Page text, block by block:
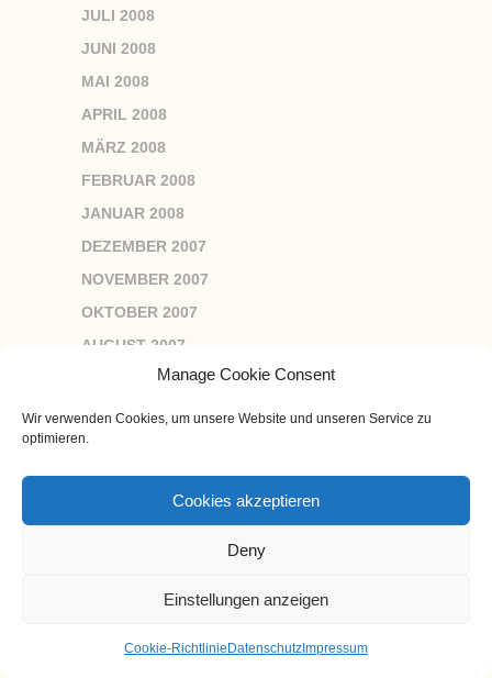
Manage Cookie Consent
Wir verwenden Cookies, um unsere Website und unseren Service zu
optimieren.
Cookies akzeptieren
Deny
Einstellungen anzeigen
Cookie-Richtlinie Datenschutz Impressum
JULI 2008
JUNI 2008
MAI 2008
APRIL 2008
MÄRZ 2008
FEBRUAR 2008
JANUAR 2008
DEZEMBER 2007
NOVEMBER 2007
OKTOBER 2007
AUGUST 2007
APRIL 2007
MÄRZ 2007
FEBRUAR 2007
JANUAR 2007
OKTOBER 2006
SEPTEMBER 2006